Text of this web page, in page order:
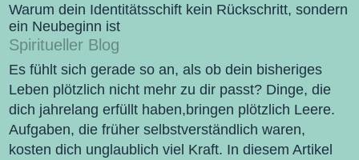
Warum dein Identitätsschift kein Rückschritt, sondern
ein Neubeginn ist
Spiritueller Blog
Es fühlt sich gerade so an, als ob dein bisheriges
Leben plötzlich nicht mehr zu dir passt? Dinge, die
dich jahrelang erfüllt haben,bringen plötzlich Leere.
Aufgaben, die früher selbstverständlich waren,
kosten dich unglaublich viel Kraft. In diesem Artikel